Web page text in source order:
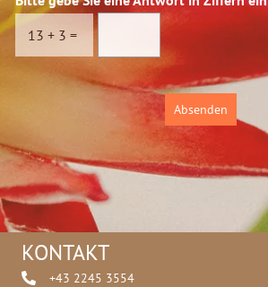
l
e
n
s
c
u
13 + 3 =
Absenden
KONTAKT
+43 2245 3554